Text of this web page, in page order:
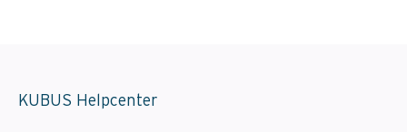
KUBUS Helpcenter